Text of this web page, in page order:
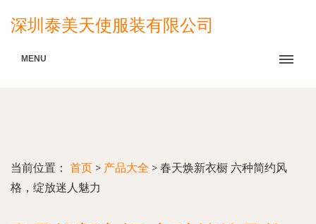
深圳泰美天使服装有限公司
MENU
当前位置： 首页 > 产品大全 > 春天焕新衣橱 六种简约风
格，绽放迷人魅力